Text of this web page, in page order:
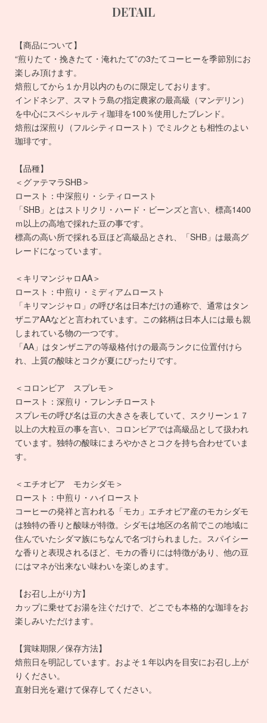
DETAIL
【商品について】
“煎りたて・挽きたて・淹れたて”の3たてコーヒーを季節別にお
楽しみ頂けます。
焙煎してから１か月以内のものに限定しております。
インドネシア、スマトラ島の指定農家の最高級（マンデリン）
を中心にスペシャルティ珈琲を100％使用したブレンド。
焙煎は深煎り（フルシティロースト）でミルクとも相性のよい
珈琲です。
【品種】
＜グァテマラSHB＞
ロースト：中深煎り・シティロースト
「SHB」とはストリクリ・ハード・ビーンズと言い、標高1400
ｍ以上の高地で採れた豆の事です。
標高の高い所で採れる豆ほど高級品とされ、「SHB」は最高グ
レードになっています。
＜キリマンジャロAA＞
ロースト：中煎り・ミディアムロースト
「キリマンジャロ」の呼び名は日本だけの通称で、通常はタン
ザニアAAなどと言われています。この銘柄は日本人には最も親
しまれている物の一つです。
「AA」はタンザニアの等級格付けの最高ランクに位置付けら
れ、上質の酸味とコクが夏にぴったりです。
＜コロンビア スプレモ＞
ロースト：深煎り・フレンチロースト
スプレモの呼び名は豆の大きさを表していて、スクリーン１７
以上の大粒豆の事を言い、コロンビアでは高級品として扱われ
ています。独特の酸味にまろやかさとコクを持ち合わせていま
す。
＜エチオピア モカシダモ＞
ロースト：中煎り・ハイロースト
コーヒーの発祥と言われる「モカ」エチオピア産のモカシダモ
は独特の香りと酸味が特徴。シダモは地区の名前でこの地域に
住んでいたシダマ族にちなんで名づけられました。スパイシー
な香りと表現されるほど、モカの香りには特徴があり、他の豆
にはマネが出来ない味わいを楽しめます。
【お召し上がり方】
カップに乗せてお湯を注ぐだけで、どこでも本格的な珈琲をお
楽しみいただけます。
【賞味期限／保存方法】
焙煎日を明記しています。およそ１年以内を目安にお召し上が
りください。
直射日光を避けて保存してください。